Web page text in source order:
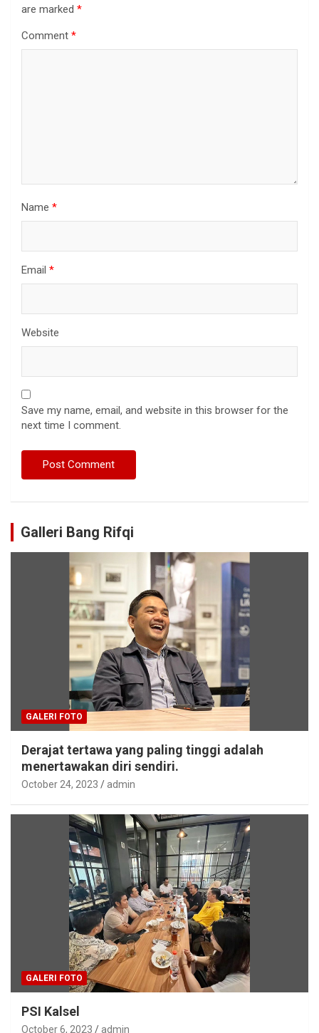
are marked *
Comment *
Name *
Email *
Website
Save my name, email, and website in this browser for the
next time I comment.
Galleri Bang Rifqi
GALERI FOTO
Derajat tertawa yang paling tinggi adalah
menertawakan diri sendiri.
October 24, 2023 admin
GALERI FOTO
PSI Kalsel
October 6, 2023 admin